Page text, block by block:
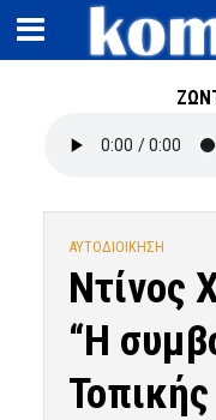
ΑΥΤΟΔΙΟΙΚΗΣΗ
Nτίνος
“Η
Τοπικής